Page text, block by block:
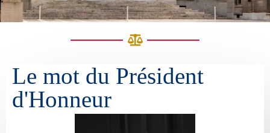
Le mot du Président
d'Honneur